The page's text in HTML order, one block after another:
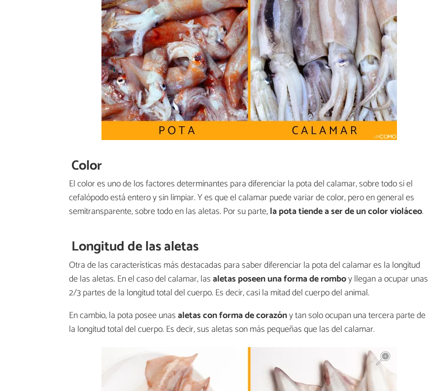
Color
El color es uno de los factores determinantes para diferenciar la pota del calamar, sobre todo si el
cefalópodo está entero y sin limpiar. Y es que el calamar puede variar de color, pero en general es
semitransparente, sobre todo en las aletas. Por su parte,la pota tiende a ser de un color violáceo.
Longitud de las aletas
Otra de las características más destacadas para saber diferenciar la pota del calamar es la longitud
de las aletas. En el caso del calamar, lasaletas poseen una forma de romboy llegan a ocupar unas
2/3 partes de la longitud total del cuerpo. Es decir, casi la mitad del cuerpo del animal.
En cambio, la pota posee unasaletas con forma de corazóny tan solo ocupan una tercera parte de
la longitud total del cuerpo. Es decir, sus aletas son más pequeñas que las del calamar.